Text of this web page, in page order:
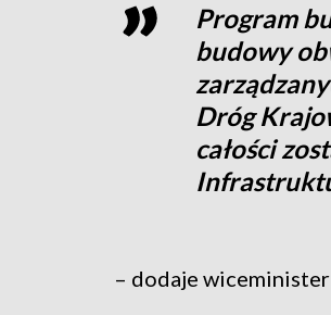
Program
budowy
Dróg
całości
– dodaje